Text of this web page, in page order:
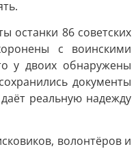
останки 86 советских
с воинскими
у двоих обнаружены
документы
реальную надежду
волонтёров и